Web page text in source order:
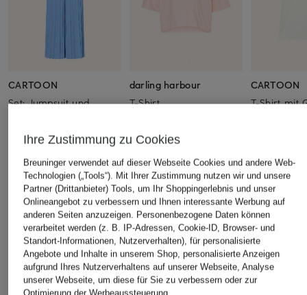
CARTOON
Set: Jumpsuit und
CHF 159
darling harbour
T-Shirt
Ursprünglich:
CARTOON
T-Shirt mit
ÄHNLICHE ARTIKEL ENTDECKEN
Ihre Zustimmung zu Cookies
Breuninger verwendet auf dieser Webseite Cookies und andere Web-
Technologien („Tools“). Mit Ihrer Zustimmung nutzen wir und unsere
Partner (Drittanbieter) Tools, um Ihr Shoppingerlebnis und unser
Onlineangebot zu verbessern und Ihnen interessante Werbung auf
anderen Seiten anzuzeigen. Personenbezogene Daten können
verarbeitet werden (z. B. IP-Adressen, Cookie-ID, Browser- und
Standort-Informationen, Nutzerverhalten), für personalisierte
Angebote und Inhalte in unserem Shop, personalisierte Anzeigen
aufgrund Ihres Nutzerverhaltens auf unserer Webseite, Analyse
unserer Webseite, um diese für Sie zu verbessern oder zur
Optimierung der Werbeaussteuerung.